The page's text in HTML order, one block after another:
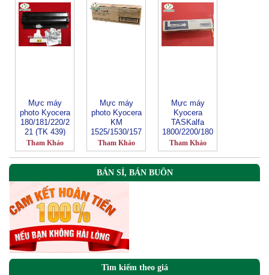
Mực máy
photo Kyocera
180/181/220/2
21 (TK 439)
Tham Khảo
Mực máy
photo Kyocera
KM
1525/1530/157
0/2030/2070
Tham Khảo
Mực máy
Kyocera
TASKalfa
1800/2200/180
1/2201-TK
4109
Tham Khảo
BÁN SỈ, BÁN BUÔN
Tìm kiếm theo giá